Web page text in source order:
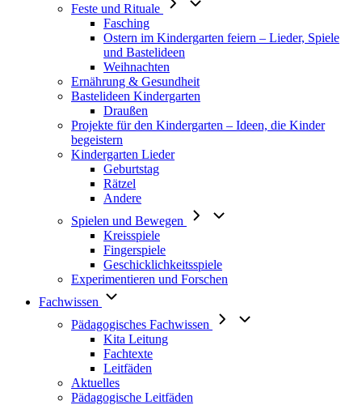
Feste und Rituale
Fasching
Ostern im Kindergarten feiern – Lieder, Spiele
und Bastelideen
Weihnachten
Ernährung & Gesundheit
Bastelideen Kindergarten
Draußen
Projekte für den Kindergarten – Ideen, die Kinder
begeistern
Kindergarten Lieder
Geburtstag
Rätzel
Andere
Spielen und Bewegen
Kreisspiele
Fingerspiele
Geschicklichkeitsspiele
Experimentieren und Forschen
Fachwissen
Pädagogisches Fachwissen
Kita Leitung
Fachtexte
Leitfäden
Aktuelles
Pädagogische Leitfäden